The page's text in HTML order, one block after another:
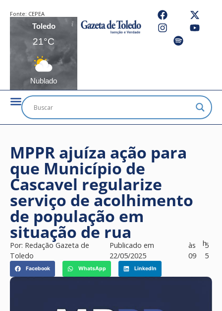
Fonte: CEPEA
Toledo
21°C
Nublado
MPPR ajuíza ação para
que Município de
Cascavel regularize
serviço de acolhimento
de população em
situação de rua
Por: Redação Gazeta de
Toledo
Publicado em
22/05/2025
às
09
h5
5
Facebook WhatsApp LinkedIn